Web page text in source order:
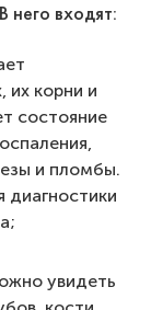
него входят:
их корни и
состояние
и пломбы.
увидеть